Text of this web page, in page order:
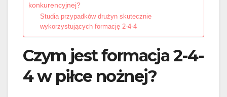
konkurencyjnej?
Studia przypadków drużyn skutecznie
wykorzystujących formację 2-4-4
Czym jest formacja 2-4-
4 w piłce nożnej?